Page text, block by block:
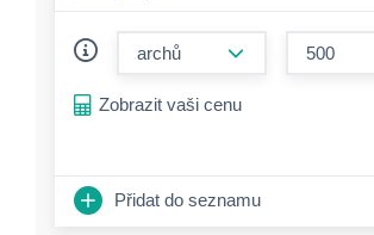
Zobrazit vaši cenu
Přidat do seznamu